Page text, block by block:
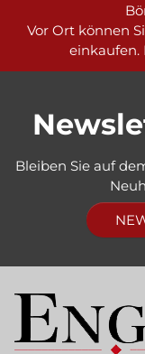
Vor Ort können
einkaufen.
Bleiben Sie auf